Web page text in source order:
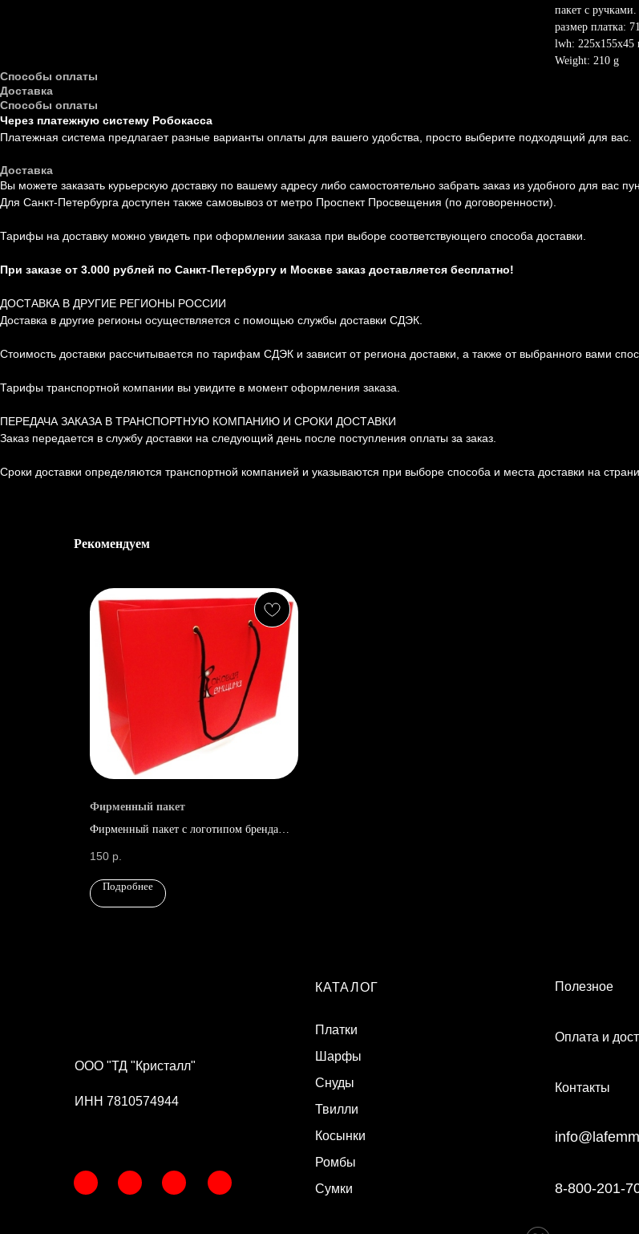
пакет с ручками.
размер платка:
lwh: 225x155x45
Weight: 210 g
Способы оплаты
Доставка
Способы оплаты
Через платежную систему Робокасса
Платежная система предлагает разные варианты оплаты для вашего удобства, просто выберите подходящий для вас.
Доставка
Вы можете заказать курьерскую доставку по вашему адресу либо самостоятельно забрать заказ из удобного для вас
Для Санкт-Петербурга доступен также самовывоз от метро Проспект Просвещения (по договоренности).
Тарифы на доставку можно увидеть при оформлении заказа при выборе соответствующего способа доставки.
При заказе от 3.000 рублей по Санкт-Петербургу и Москве заказ доставляется бесплатно!
ДОСТАВКА В ДРУГИЕ РЕГИОНЫ РОССИИ
Доставка в другие регионы осуществляется с помощью службы доставки СДЭК.
Стоимость доставки рассчитывается по тарифам СДЭК и зависит от региона доставки, а также от выбранного вами
Тарифы транспортной компании вы увидите в момент оформления заказа.
ПЕРЕДАЧА ЗАКАЗА В ТРАНСПОРТНУЮ КОМПАНИЮ И СРОКИ ДОСТАВКИ
Заказ передается в службу доставки на следующий день после поступления оплаты за заказ.
Сроки доставки определяются транспортной компанией и указываются при выборе способа и места доставки на
Рекомендуем
Фирменный пакет
Фирменный пакет с логотипом бренда
150 р.
Подробнее
КАТАЛОГ
Оплата и
Полезное
Контакты
ООО "ТД "Кристалл"
ИНН 7810574944
Платки
Шарфы
Снуды
Твилли
Косынки
Ромбы
Сумки
8-800-201-